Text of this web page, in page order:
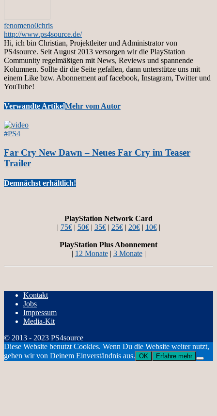
fenomeno0chris
http://www.ps4source.de/
Hi, ich bin Christian, Projektleiter und Administrator von
PS4source. Seit August 2013 versorgen wir die PlayStation
Community regelmäßigen mit News, Reviews und spannende
Kolumnen. Sollte dir die Seite gefallen, dann unterstütze uns mit
einem Like bzw. Abonnement auf facebook, Instagram, Twitter und
YouTube!
Verwandte ArtikelMehr vom Autor
#PS4
Far Cry New Dawn – Neues Far Cry im Teaser
Trailer
Demnächst erhältlich!
PlayStation Network Card
| 75€| 50€| 35€| 25€| 20€| 10€|
PlayStation Plus Abonnement
| 12 Monate| 3 Monate|
Kontakt
Jobs
Impressum
Media-Kit
© 2013 - 2023 PS4source
Diese Website benutzt Cookies. Wenn Du die Website weiter nutzt,
gehen wir von Deinem Einverständnis aus. OK Erfahre mehr